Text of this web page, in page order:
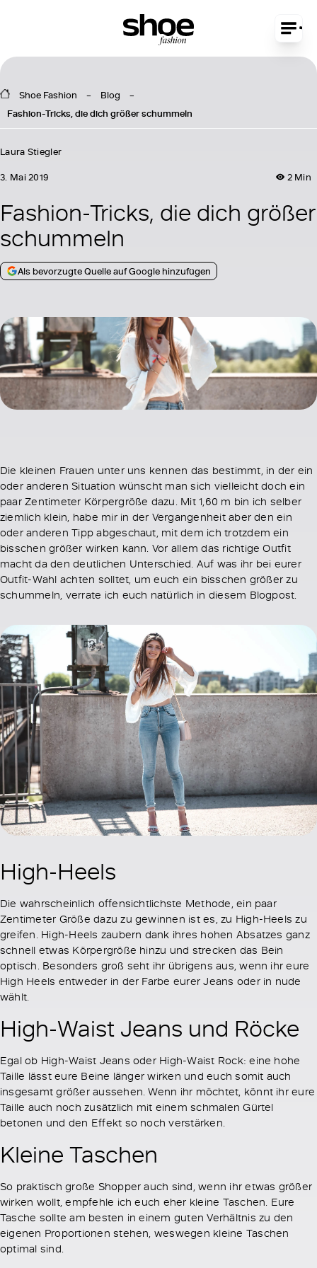
Shoe Fashion
Blog
Fashion-Tricks, die dich größer schummeln
Laura Stiegler
2 Min
3. Mai 2019
Fashion-Tricks, die dich größer
schummeln
Als bevorzugte Quelle auf Google hinzufügen
Die kleinen Frauen unter uns kennen das bestimmt, in der ein
oder anderen Situation wünscht man sich vielleicht doch ein
paar Zentimeter Körpergröße dazu. Mit 1,60 m bin ich selber
ziemlich klein, habe mir in der Vergangenheit aber den ein
oder anderen Tipp abgeschaut, mit dem ich trotzdem ein
bisschen größer wirken kann. Vor allem das richtige Outfit
macht da den deutlichen Unterschied. Auf was ihr bei eurer
Outfit-Wahl achten solltet, um euch ein bisschen größer zu
schummeln, verrate ich euch natürlich in diesem Blogpost.
High-Heels
Die wahrscheinlich offensichtlichste Methode, ein paar
Zentimeter Größe dazu zu gewinnen ist es, zu High-Heels zu
greifen. High-Heels zaubern dank ihres hohen Absatzes ganz
schnell etwas Körpergröße hinzu und strecken das Bein
optisch. Besonders groß seht ihr übrigens aus, wenn ihr eure
High Heels entweder in der Farbe eurer Jeans oder in nude
wählt.
High-Waist Jeans und Röcke
Egal ob High-Waist Jeans oder High-Waist Rock: eine hohe
Taille lässt eure Beine länger wirken und euch somit auch
insgesamt größer aussehen. Wenn ihr möchtet, könnt ihr eure
Taille auch noch zusätzlich mit einem schmalen Gürtel
betonen und den Effekt so noch verstärken.
Kleine Taschen
So praktisch große Shopper auch sind, wenn ihr etwas größer
wirken wollt, empfehle ich euch eher kleine Taschen. Eure
Tasche sollte am besten in einem guten Verhältnis zu den
eigenen Proportionen stehen, weswegen kleine Taschen
optimal sind.